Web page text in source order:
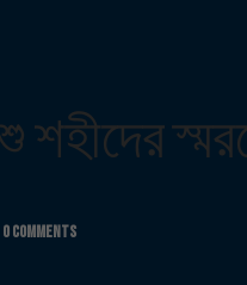
শহীদের
0 Comments